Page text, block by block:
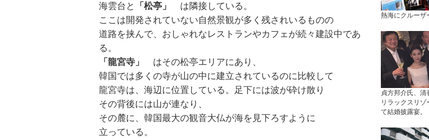
海雲台と 「松亭」
は隣接している。
ここは開発されていない自然景観が多く残されいるものの
道路を挟んで、おしゃれなレストランやカフェが続々建設中であ
る。
「龍宮寺」
はその松亭エリアにあり、
韓国では多くの寺が山の中に建立されているのに比較して
龍宮寺は、海辺に位置している。足下には波が砕け散り
その背後には山が連なり、
その麓に、韓国最大の観音大仏が海を見下ろすように
立っている。
熱海にクルーザ
貞方邦介氏、清
リラックスリゾ
て結婚披露宴。